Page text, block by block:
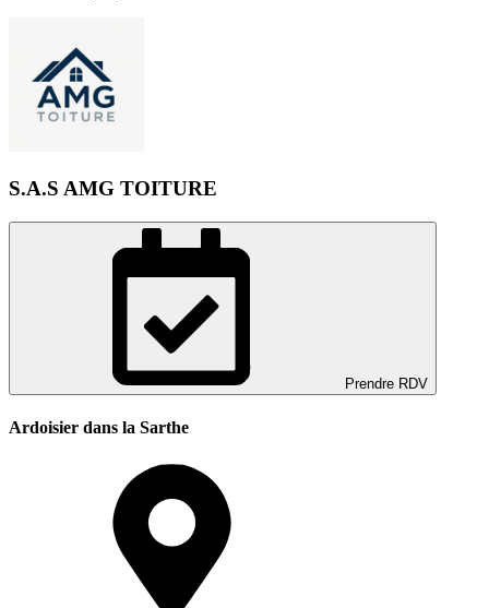
S.A.S AMG TOITURE
Prendre RDV
Ardoisier dans la Sarthe